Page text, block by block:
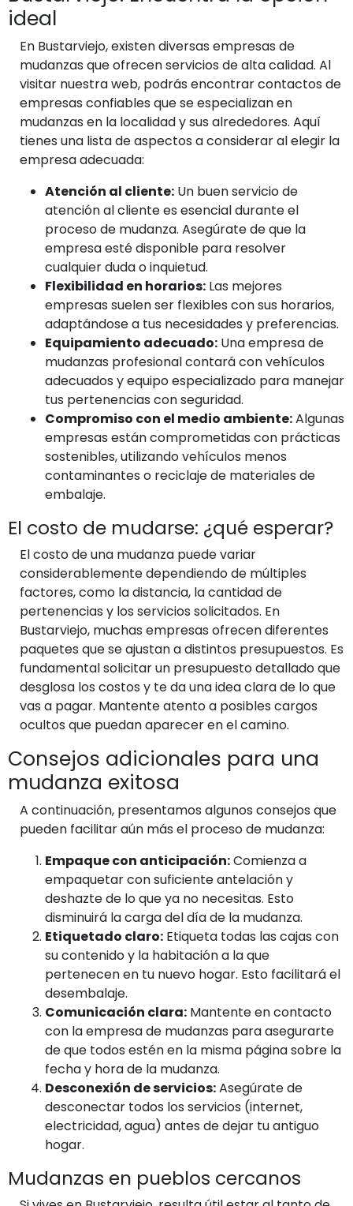
ideal
En Bustarviejo, existen diversas empresas de
mudanzas que ofrecen servicios de alta calidad. Al
visitar nuestra web, podrás encontrar contactos de
empresas confiables que se especializan en
mudanzas en la localidad y sus alrededores. Aquí
tienes una lista de aspectos a considerar al elegir la
empresa adecuada:
Atención al cliente: Un buen servicio de
atención al cliente es esencial durante el
proceso de mudanza. Asegúrate de que la
empresa esté disponible para resolver
cualquier duda o inquietud.
Flexibilidad en horarios: Las mejores
empresas suelen ser flexibles con sus horarios,
adaptándose a tus necesidades y preferencias.
Equipamiento adecuado: Una empresa de
mudanzas profesional contará con vehículos
adecuados y equipo especializado para manejar
tus pertenencias con seguridad.
Compromiso con el medio ambiente:Algunas
empresas están comprometidas con prácticas
sostenibles, utilizando vehículos menos
contaminantes o reciclaje de materiales de
embalaje.
El costo de mudarse: ¿qué esperar?
El costo de una mudanza puede variar
considerablemente dependiendo de múltiples
factores, como la distancia, la cantidad de
pertenencias y los servicios solicitados. En
Bustarviejo, muchas empresas ofrecen diferentes
paquetes que se ajustan a distintos presupuestos. Es
fundamental solicitar un presupuesto detallado que
desglosa los costos y te da una idea clara de lo que
vas a pagar. Mantente atento a posibles cargos
ocultos que puedan aparecer en el camino.
Consejos adicionales para una
mudanza exitosa
A continuación, presentamos algunos consejos que
pueden facilitar aún más el proceso de mudanza:
Empaque con anticipación:Comienza a
empaquetar con suficiente antelación y
deshazte de lo que ya no necesitas. Esto
disminuirá la carga del día de la mudanza.
Etiquetado claro: Etiqueta todas las cajas con
su contenido y la habitación a la que
pertenecen en tu nuevo hogar. Esto facilitará el
desembalaje.
Comunicación clara: Mantente en contacto
con la empresa de mudanzas para asegurarte
de que todos estén en la misma página sobre la
fecha y hora de la mudanza.
Desconexión de servicios:Asegúrate de
desconectar todos los servicios (internet,
electricidad, agua) antes de dejar tu antiguo
hogar.
Mudanzas en pueblos cercanos